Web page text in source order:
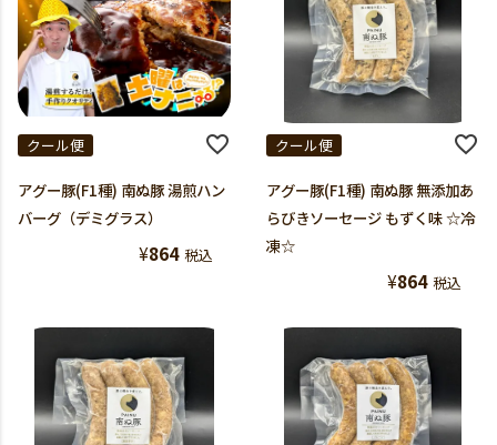
クール便
アグー豚(F1種) 南ぬ豚 湯煎ハン
バーグ（デミグラス）
¥864 税込
クール便
アグー豚(F1種) 南ぬ豚 無添加あ
らびきソーセージ もずく味 ☆冷
凍☆
¥864 税込